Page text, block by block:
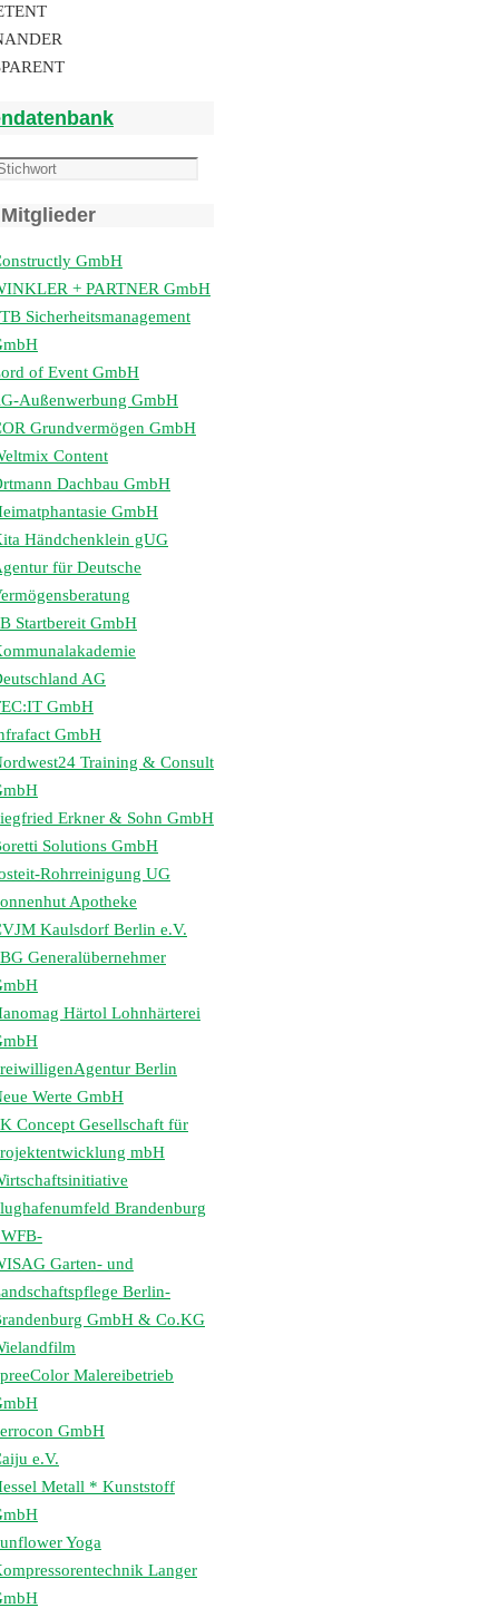
GmbH
+ PARTNER GmbH
Sicherheitsmanagement
of Event GmbH
Außenwerbung GmbH
Grundvermögen GmbH
Content
Dachbau GmbH
GmbH
Händchenklein gUG
für Deutsche
Startbereit GmbH
AG
GmbH
GmbH
Training & Consult
Erkner & Sohn GmbH
Solutions GmbH
Rohrreinigung UG
Apotheke
Kaulsdorf Berlin e.V.
Generalübernehmer
Härtol Lohnhärterei
Berlin
Werte GmbH
Concept Gesellschaft für
mbH
Brandenburg
Garten- und
Berlin-
GmbH & Co.KG
Malereibetrieb
GmbH
e.V.
Metall * Kunststoff
Yoga
Langer